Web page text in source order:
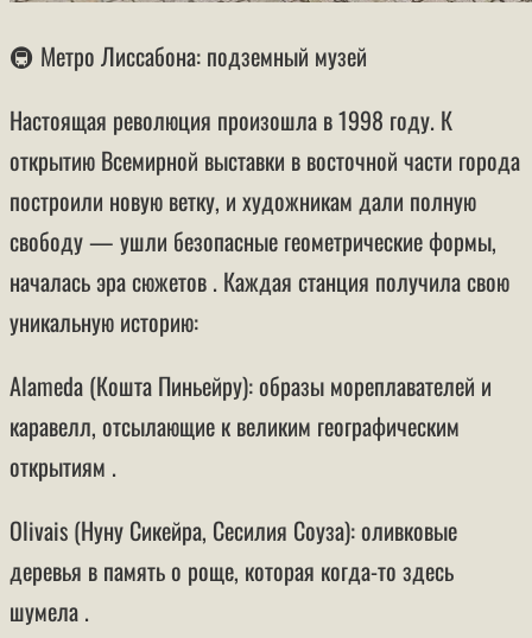
🚇 Метро Лиссабона: подземный музей
Настоящая революция произошла в 1998 году. К
открытию Всемирной выставки в восточной части города
построили новую ветку, и художникам дали полную
свободу — ушли безопасные геометрические формы,
началась эра сюжетов . Каждая станция получила свою
уникальную историю:
Alameda (Кошта Пиньейру): образы мореплавателей и
каравелл, отсылающие к великим географическим
открытиям .
Olivais (Нуну Сикейра, Сесилия Соуза): оливковые
деревья в память о роще, которая когда-то здесь
шумела .